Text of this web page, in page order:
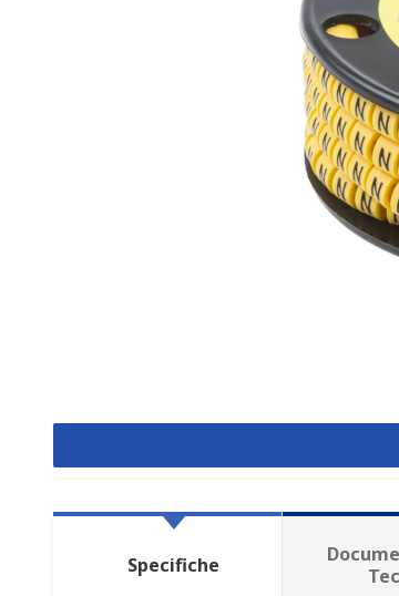
Specifiche